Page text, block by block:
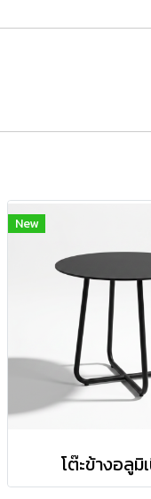
New
โต๊ะข้างอลูมิ